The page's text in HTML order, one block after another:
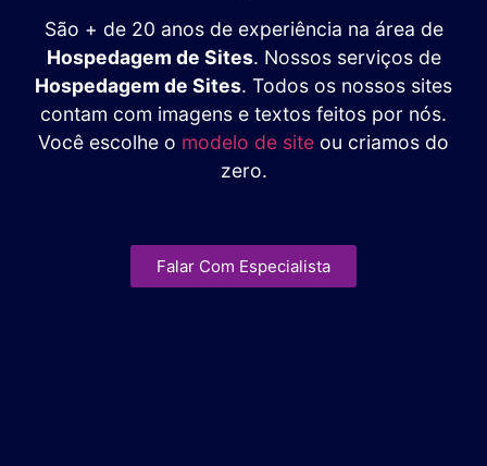
São + de 20 anos de experiência na área de
Hospedagem de Sites. Nossos serviços de
Hospedagem de Sites. Todos os nossos sites
contam com imagens e textos feitos por nós.
Você escolhe o modelo de site ou criamos do
zero.
Falar Com Especialista